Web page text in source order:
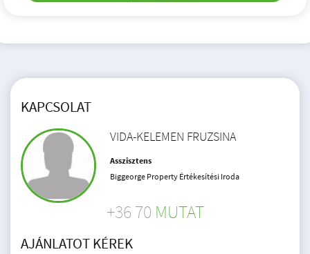
KAPCSOLAT
VIDA-KELEMEN FRUZSINA
Asszisztens
Biggeorge Property Értékesítési Iroda
+36 70 MUTAT
AJÁNLATOT KÉREK